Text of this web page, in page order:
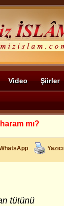
Video Şiirler
mı?
Yazıcı
tütünü